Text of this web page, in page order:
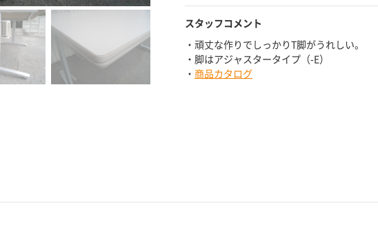
スタッフコメント
・頑丈な作りでしっかりT脚がうれしい。
・脚はアジャスタータイプ（-E）
・ 商品カタログ